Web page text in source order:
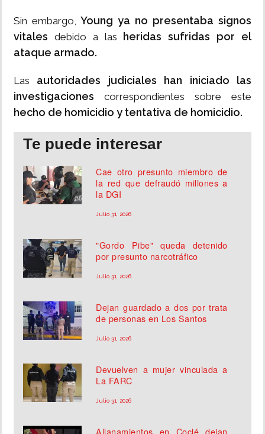
Sin embargo, Young ya no presentaba signos
vitales debido a las heridas sufridas por el
ataque armado.
Las autoridades judiciales han iniciado las
investigaciones correspondientes sobre este
hecho de homicidio y tentativa de homicidio.
Te puede interesar
Cae otro presunto miembro de
la red que defraudó millones a
la DGI
Julio 31, 2026
"Gordo Pibe" queda detenido
por presunto narcotráfico
Julio 31, 2026
Dejan guardado a dos por trata
de personas en Los Santos
Julio 31, 2026
Devuelven a mujer vinculada a
La FARC
Julio 31, 2026
Allanamientos en Coclé dejan